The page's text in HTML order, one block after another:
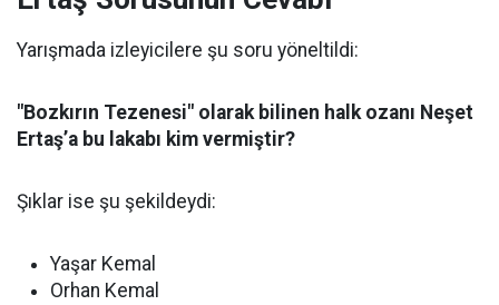
Yarışmada izleyicilere şu soru yöneltildi:
"Bozkırın Tezenesi" olarak bilinen halk ozanı Neşet
Ertaş’a bu lakabı kim vermiştir?
Şıklar ise şu şekildeydi:
Yaşar Kemal
Orhan Kemal